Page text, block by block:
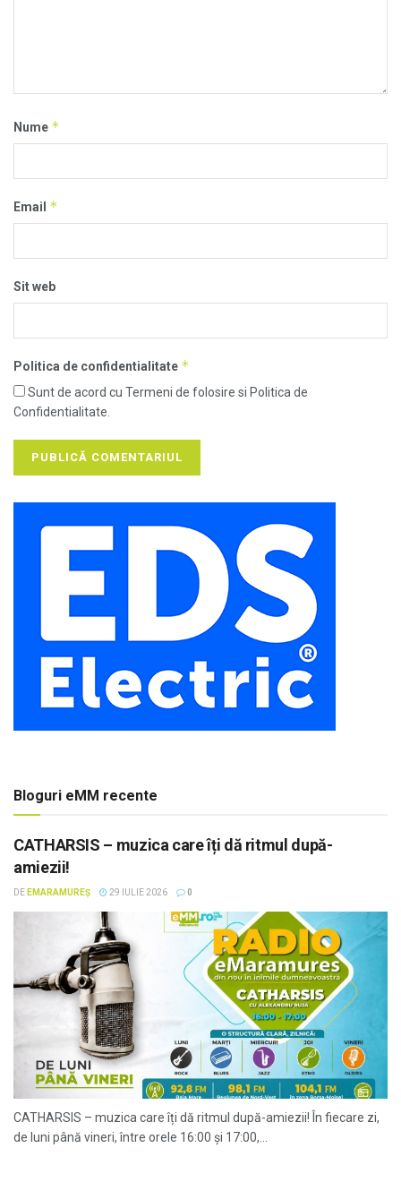
Nume *
Email *
Sit web
Politica de confidentialitate *
Sunt de acord cu Termeni de folosire si Politica de
Confidentialitate.
Bloguri eMM recente
CATHARSIS – muzica care îți dă ritmul după-
amiezii!
DE EMARAMUREȘ 29 IULIE 2026 0
CATHARSIS – muzica care îți dă ritmul după-amiezii! În fiecare zi,
de luni până vineri, între orele 16:00 și 17:00,...